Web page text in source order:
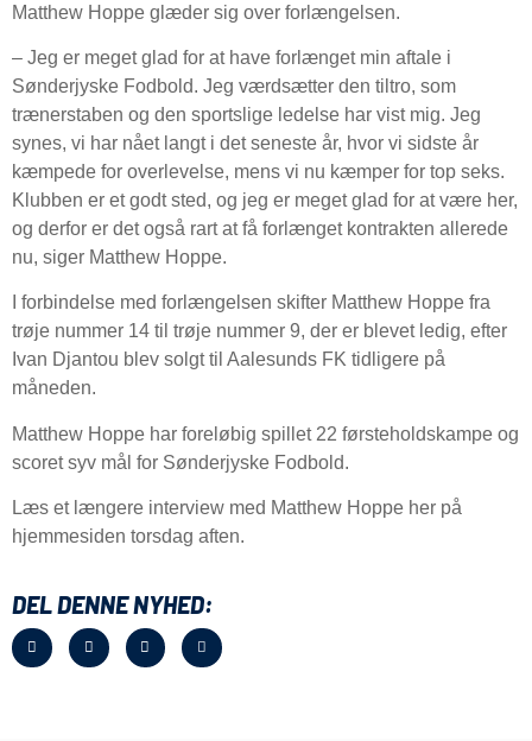
Matthew Hoppe glæder sig over forlængelsen.
– Jeg er meget glad for at have forlænget min aftale i
Sønderjyske Fodbold. Jeg værdsætter den tiltro, som
trænerstaben og den sportslige ledelse har vist mig. Jeg
synes, vi har nået langt i det seneste år, hvor vi sidste år
kæmpede for overlevelse, mens vi nu kæmper for top seks.
Klubben er et godt sted, og jeg er meget glad for at være her,
og derfor er det også rart at få forlænget kontrakten allerede
nu, siger Matthew Hoppe.
I forbindelse med forlængelsen skifter Matthew Hoppe fra
trøje nummer 14 til trøje nummer 9, der er blevet ledig, efter
Ivan Djantou blev solgt til Aalesunds FK tidligere på
måneden.
Matthew Hoppe har foreløbig spillet 22 førsteholdskampe og
scoret syv mål for Sønderjyske Fodbold.
Læs et længere interview med Matthew Hoppe her på
hjemmesiden torsdag aften.
DEL DENNE NYHED: